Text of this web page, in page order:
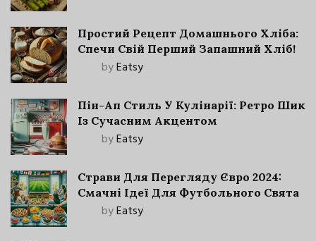
Простий Рецепт Домашнього Хліба:
Спечи Свій Перший Запашний Хліб!
byEatsy
Пін-Ап Стиль У Кулінарії: Ретро Шик
Із Сучасним Акцентом
byEatsy
Страви Для Перегляду Євро 2024:
Смачні Ідеї Для Футбольного Свята
byEatsy